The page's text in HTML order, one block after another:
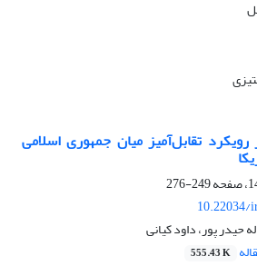
رویکرد تقابل‌آمیز میان جمهوری اسلامی
249-276
10.22034/
حیدر پور، داود کیانی
555.43 K